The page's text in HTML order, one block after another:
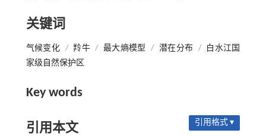
关键词
气候变化 / 羚牛 / 最大熵模型 / 潜在分布 /
白水江国
家级自然保护区
Key words
引用本文 引用格式 ▾